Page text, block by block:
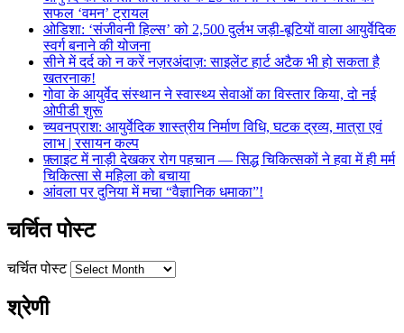
सफल ‘वमन’ ट्रायल
ओडिशा: ‘संजीवनी हिल्स’ को 2,500 दुर्लभ जड़ी-बूटियों वाला आयुर्वेदिक
स्वर्ग बनाने की योजना
सीने में दर्द को न करें नज़रअंदाज़: साइलेंट हार्ट अटैक भी हो सकता है
खतरनाक!
गोवा के आयुर्वेद संस्थान ने स्वास्थ्य सेवाओं का विस्तार किया, दो नई
ओपीडी शुरू
च्यवनप्राश: आयुर्वेदिक शास्त्रीय निर्माण विधि, घटक द्रव्य, मात्रा एवं
लाभ | रसायन कल्प
फ़्लाइट में नाड़ी देखकर रोग पहचान — सिद्ध चिकित्सकों ने हवा में ही मर्म
चिकित्सा से महिला को बचाया
आंवला पर दुनिया में मचा “वैज्ञानिक धमाका”!
चर्चित पोस्ट
चर्चित पोस्ट
श्रेणी